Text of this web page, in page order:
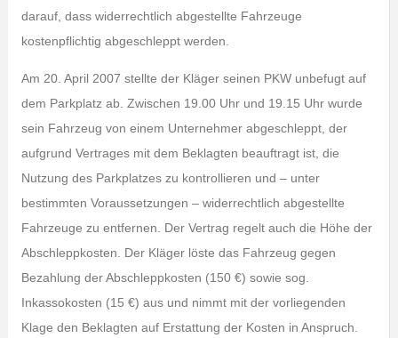
darauf, dass widerrechtlich abgestellte Fahrzeuge
kostenpflichtig abgeschleppt werden.
Am 20. April 2007 stellte der Kläger seinen PKW unbefugt auf
dem Parkplatz ab. Zwischen 19.00 Uhr und 19.15 Uhr wurde
sein Fahrzeug von einem Unternehmer abgeschleppt, der
aufgrund Vertrages mit dem Beklagten beauftragt ist, die
Nutzung des Parkplatzes zu kontrollieren und – unter
bestimmten Voraussetzungen – widerrechtlich abgestellte
Fahrzeuge zu entfernen. Der Vertrag regelt auch die Höhe der
Abschleppkosten. Der Kläger löste das Fahrzeug gegen
Bezahlung der Abschleppkosten (150 €) sowie sog.
Inkassokosten (15 €) aus und nimmt mit der vorliegenden
Klage den Beklagten auf Erstattung der Kosten in Anspruch.